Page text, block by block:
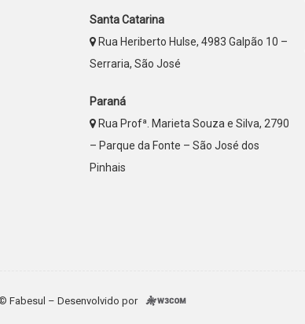
Santa Catarina
Rua Heriberto Hulse, 4983 Galpão 10 –
Serraria, São José
Paraná
Rua Profª. Marieta Souza e Silva, 2790
– Parque da Fonte – São José dos
Pinhais
Fabesul – Desenvolvido por